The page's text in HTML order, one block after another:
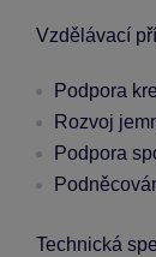
Vzdělávací
Podpora
Rozvoj
Podpora
Technická